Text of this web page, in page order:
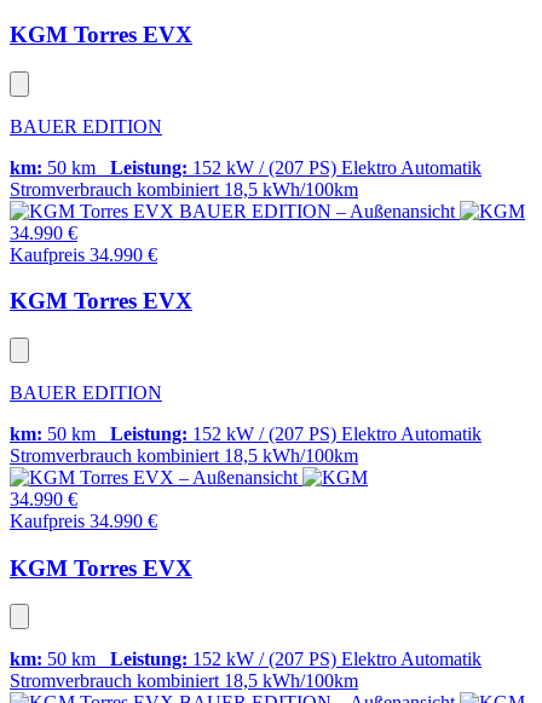
KGM Torres EVX
BAUER EDITION
km: 50 km Leistung: 152 kW / (207 PS) Elektro Automatik
Stromverbrauch kombiniert 18,5 kWh/100km
34.990 €
Kaufpreis 34.990 €
KGM Torres EVX
BAUER EDITION
km: 50 km Leistung: 152 kW / (207 PS) Elektro Automatik
Stromverbrauch kombiniert 18,5 kWh/100km
34.990 €
Kaufpreis 34.990 €
KGM Torres EVX
km: 50 km Leistung: 152 kW / (207 PS) ElektroAutomatik
Stromverbrauch kombiniert 18,5 kWh/100km